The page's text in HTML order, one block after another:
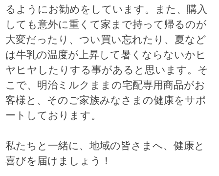
るようにお勧めをしています。また、購入
しても意外に重くて家まで持って帰るのが
大変だったり、つい買い忘れたり、夏など
は牛乳の温度が上昇して暑くならないかヒ
ヤヒヤしたりする事があると思います。そ
こで、明治ミルクままの宅配専用商品がお
客様と、そのご家族みなさまの健康をサポ
ートしております。
私たちと一緒に、地域の皆さまへ、健康と
喜びを届けましょう！